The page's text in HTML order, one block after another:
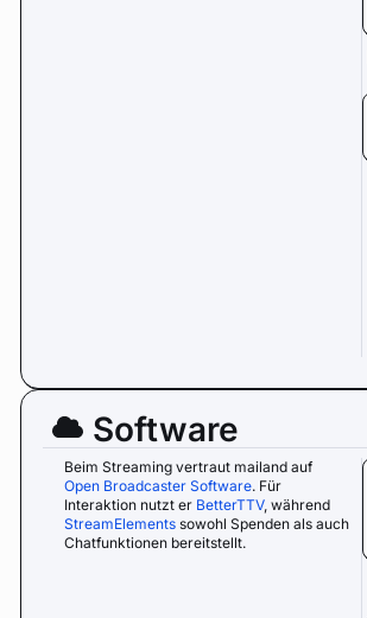
Software
Beim Streaming vertraut mailand auf
Open Broadcaster Software. Für
Interaktion nutzt er BetterTTV, während
StreamElements sowohl Spenden als auch
Chatfunktionen bereitstellt.